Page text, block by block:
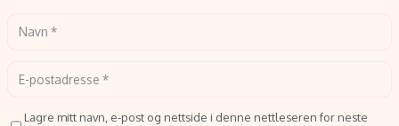
Lagre mitt navn, e-post og nettside i denne nettleseren for neste